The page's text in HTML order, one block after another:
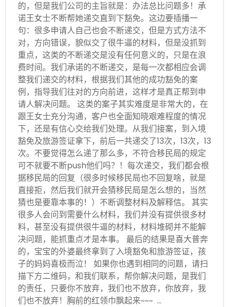
的，但是我们公司的主旨就是：办法总比问题多！承
诺王女士不断帮她递交直到下豁免。这边要插播一
句：很多申请人自己也会不断递交，但是方式方法不
对，方向错误，貌似交了很牛逼的材料，但是没抓到
重点，这类的不断递交是没有任何意义的，只是在浪
费时间。我们承诺的不断递交，是每一次都相应会调
整我们递交的材料，根据我们其他的成功豁免的案
例，指导我们往对的方向前进，这样才是真正帮到申
请人解决问题。 这类的案子其实难度是非常大的，在
跟王女士充分沟通，客户也全面知晓艰难程度的情况
下，还是有信心交给我们处理。从我们接案，到入境
豁免及旅游签证拿下，前后一共递交了13次，13次，13
次。不要觉得怎么递了那么多，不符合移民局的规定
可不就要不断push他们吗？！每次递交，我们都会根
据移民局的回复（很多时候移民局也不回复啥，就是
直接拒，然后我们就开会猜移民局是怎么想的，当然
猜也是要靠本事的！）不断调整材料及解释信。 其实
很多人会问到需要什么材料，我们并没有提供很多材
料，甚至没有提供很牛逼的材料，材料堆砌并不能解
决问题，能抓重点才是本事。 最后的结果是喜大普奔
的，宝宝的外婆最终拿到了入境豁免和旅游签证，孩
子的妈妈喜极而泣！ 如果你也遇到相同的问题，请扫
描下方二维码，和我们联系，帮你解决问题，是我们
的责任，只要你不放弃，我们也不放弃，你放弃，我
们也不放弃！胸前的红领巾飘起来~~~ …